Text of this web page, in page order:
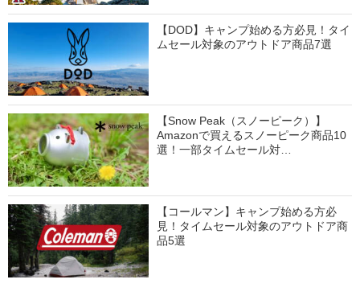
【DOD】キャンプ始める方必見！タイ
ムセール対象のアウトドア商品7選
【Snow Peak（スノーピーク）】
Amazonで買えるスノーピーク商品10
選！一部タイムセール対…
【コールマン】キャンプ始める方必
見！タイムセール対象のアウトドア商
品5選